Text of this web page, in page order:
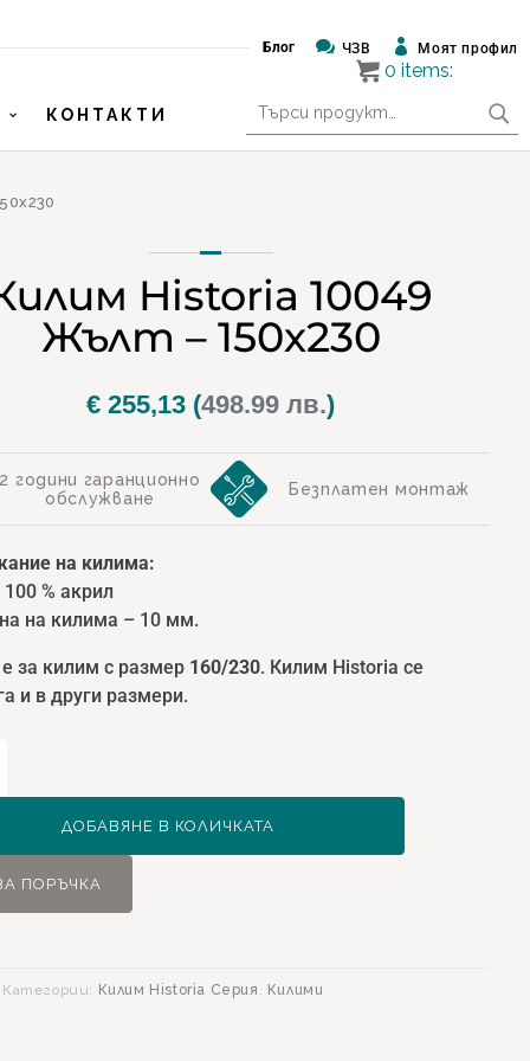
Блог  ЧЗВ  Моят профил
КОНТАКТИ
за:
Historia 10049
Жълт – 150х230
€ 255,13 (498.99 лв.)
2 години гаранционно
обслужване
Безплатен монтаж
на килима:
% акрил
на килима – 10 мм.
за килим с размер 160/230. Килим Historia се
и в други размери.
ДОБАВЯНЕ В КОЛИЧКАТА
ПОРЪЧКА
Категории: Килим Historia Серия Килими
0 items: